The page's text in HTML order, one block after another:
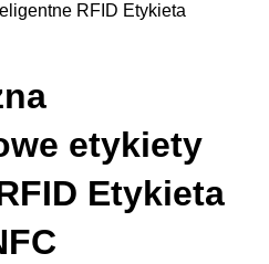
RFID Etykieta
etykiety
Etykieta